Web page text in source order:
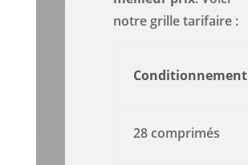
notre grille tarifaire :
Conditionnement
28 comprimés